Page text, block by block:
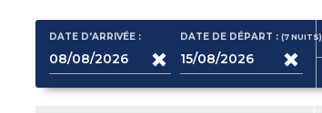
DATE D'ARRIVÉE : DATE DE DÉPART :(7NUITS)